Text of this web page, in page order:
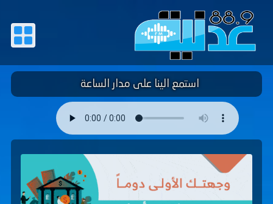
استمع الينا على مدار الساعة